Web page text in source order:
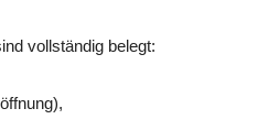
vollständig belegt: